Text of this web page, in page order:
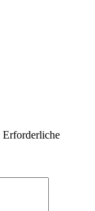
Erforderliche